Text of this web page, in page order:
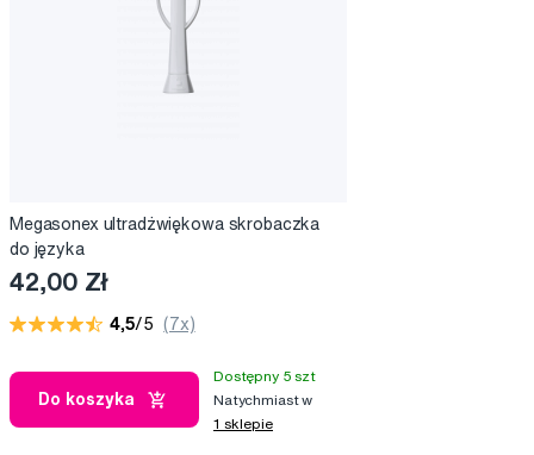
Megasonex ultradżwiękowa skrobaczka
do języka
42,00 Zł
4,5/5 (7x)
Do koszyka
Dostępny 5 szt
Natychmiast w
1 sklepie